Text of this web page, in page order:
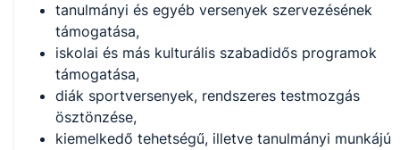
tanulmányi és egyéb versenyek szervezésének
támogatása,
iskolai és más kulturális szabadidős programok
támogatása,
diák sportversenyek, rendszeres testmozgás
ösztönzése,
kiemelkedő tehetségű, illetve tanulmányi munkájú